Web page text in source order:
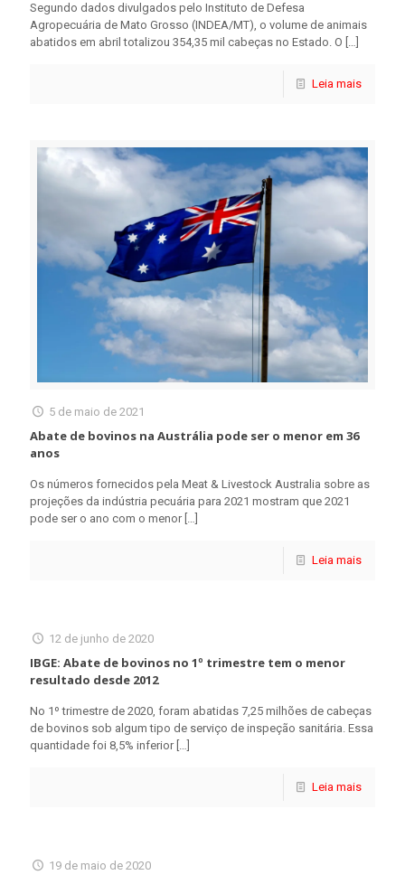
Segundo dados divulgados pelo Instituto de Defesa
Agropecuária de Mato Grosso (INDEA/MT), o volume de animais
abatidos em abril totalizou 354,35 mil cabeças no Estado. O […]
Leia mais
5 de maio de 2021
Abate de bovinos na Austrália pode ser o menor em 36
anos
Os números fornecidos pela Meat & Livestock Australia sobre as
projeções da indústria pecuária para 2021 mostram que 2021
pode ser o ano com o menor[…]
Leia mais
12 de junho de 2020
IBGE: Abate de bovinos no 1º trimestre tem o menor
resultado desde 2012
No 1º trimestre de 2020, foram abatidas 7,25 milhões de cabeças
de bovinos sob algum tipo de serviço de inspeção sanitária. Essa
quantidade foi 8,5% inferior[…]
Leia mais
19 de maio de 2020